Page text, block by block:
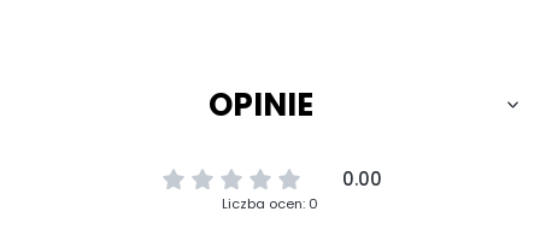
OPINIE
0.00
Liczba ocen: 0